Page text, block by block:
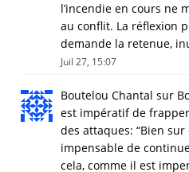
l’incendie en cours ne
au conflit. La réflexion
demande la retenue,
Juil 27, 15:07
Boutelou Chantal sur
est impératif de
des attaques: “Bien sur
impensable de
cela, comme il est